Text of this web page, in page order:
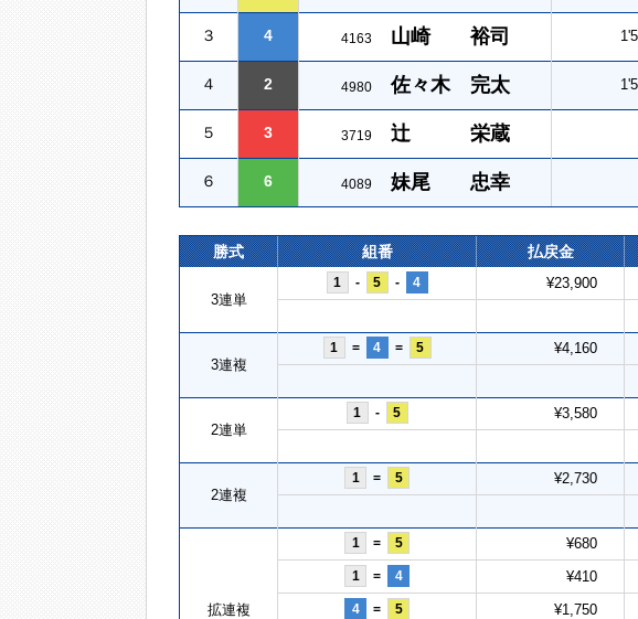
３ 4 4163 山崎 裕司
４ 2 4980 佐々木 完太
５ 3 3719 辻 栄蔵
６ 6 4089 妹尾 忠幸
勝式 組番 払戻金
3連単
1 - 5 - 4 ¥23,900
3連複
1 = 4 = 5 ¥4,160
2連単
1 - 5 ¥3,580
2連複
1 = 5 ¥2,730
拡連複
1 = 5 ¥680
1 = 4 ¥410
4 = 5 ¥1,750